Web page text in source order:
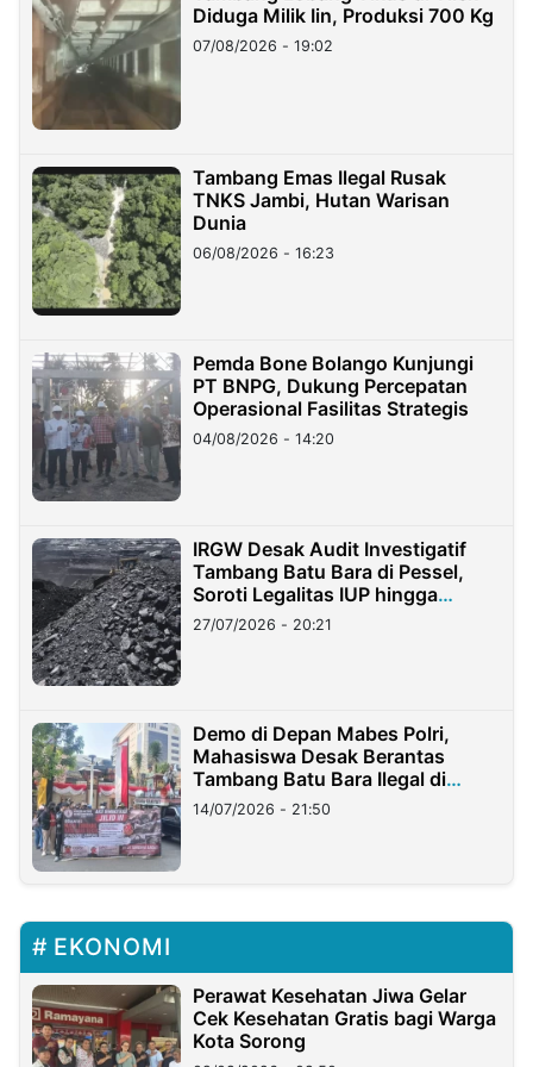
Diduga Milik Iin, Produksi 700 Kg
07/08/2026 - 19:02
Tambang Emas Ilegal Rusak
TNKS Jambi, Hutan Warisan
Dunia
06/08/2026 - 16:23
Pemda Bone Bolango Kunjungi
PT BNPG, Dukung Percepatan
Operasional Fasilitas Strategis
04/08/2026 - 14:20
IRGW Desak Audit Investigatif
Tambang Batu Bara di Pessel,
Soroti Legalitas IUP hingga
Stockpile
27/07/2026 - 20:21
Demo di Depan Mabes Polri,
Mahasiswa Desak Berantas
Tambang Batu Bara Ilegal di
Lampung
14/07/2026 - 21:50
EKONOMI
Perawat Kesehatan Jiwa Gelar
Cek Kesehatan Gratis bagi Warga
Kota Sorong